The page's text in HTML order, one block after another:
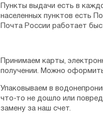
Пункты выдачи есть в
населенных пунктов есть
Почта России работает
Принимаем карты,
получении. Можно
Упаковываем в
что-то не дошло или
замену за наш счет.